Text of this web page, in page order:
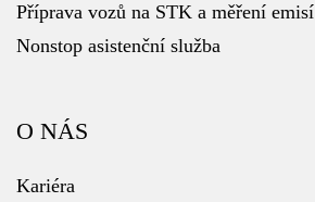
Příprava vozů na STK a měření emisí
Nonstop asistenční služba
O NÁS
Kariéra